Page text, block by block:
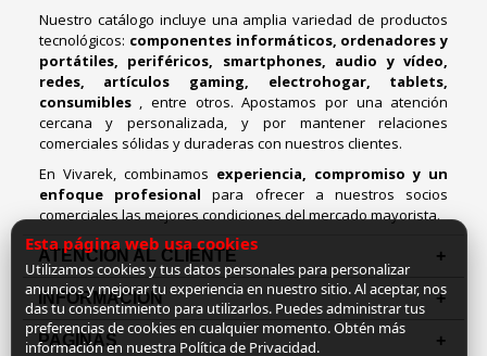
Nuestro catálogo incluye una amplia variedad de productos
tecnológicos: componentes informáticos, ordenadores y
portátiles, periféricos, smartphones, audio y vídeo,
redes, artículos gaming, electrohogar, tablets,
consumibles , entre otros. Apostamos por una atención
cercana y personalizada, y por mantener relaciones
comerciales sólidas y duraderas con nuestros clientes.
En Vivarek, combinamos experiencia, compromiso y un
enfoque profesionalpara ofrecer a nuestros socios
comerciales las mejores condiciones del mercado mayorista.
ATENCIÓN AL CLIENTE
INFORMACION
PAGINAS
Esta página web usa cookies
Utilizamos cookies y tus datos personales para personalizar
anuncios y mejorar tu experiencia en nuestro sitio. Al aceptar, nos
das tu consentimiento para utilizarlos. Puedes administrar tus
preferencias de cookies en cualquier momento. Obtén más
información en nuestra Política de Privacidad.